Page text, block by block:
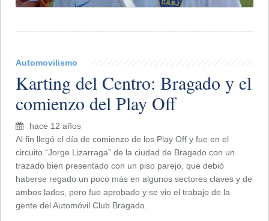
Automovilismo
Karting del Centro: Bragado y el
comienzo del Play Off
hace 12 años
Al fin llegó el día de comienzo de los Play Off y fue en el
circuito “Jorge Lizarraga” de la ciudad de Bragado con un
trazado bien presentado con un piso parejo, que debió
haberse regado un poco más en algunos sectores claves y de
ambos lados, pero fue aprobado y se vio el trabajo de la
gente del Automóvil Club Bragado.